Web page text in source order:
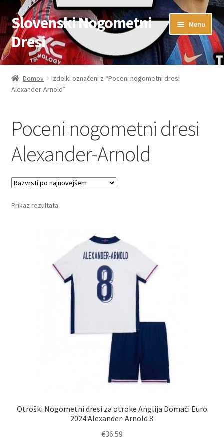
Skip
to
navigation
Skip
to
content
Slovenski Nogometni
Dresi
Menu
Domov
Blog
Kontaktiraj nas
Zaključek nakupa
Domov
Izdelki označeni z “Poceni nogometni dresi
Alexander-Arnold”
Poceni nogometni dresi
Alexander-Arnold
Prikaz rezultata
Otroški Nogometni dresi za otroke Anglija Domači Euro
2024 Alexander-Arnold 8
€36.59